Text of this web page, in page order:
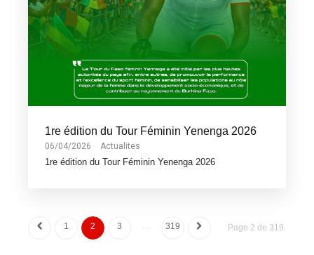
1re édition du Tour Féminin Yenenga 2026
06/04/2026 Actualites
1re édition du Tour Féminin Yenenga 2026
Page 2 de 319.
1 2 3 … 319